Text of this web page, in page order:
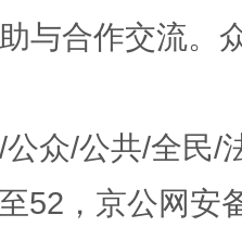
谢
与合作交流。
公众/公共/全民/
52，京公网安